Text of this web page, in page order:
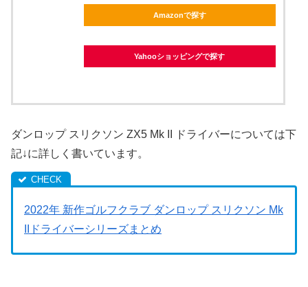
Amazonで探す
Yahooショッピングで探す
ダンロップ スリクソン ZX5 Mk II ドライバーについては下
記↓に詳しく書いています。
2022年 新作ゴルフクラブ ダンロップ スリクソン Mk
IIドライバーシリーズまとめ